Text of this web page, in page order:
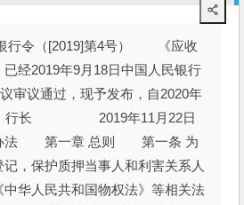
行令（[2019]第4号） 《应收
经2019年9月18日中国人民银行
审议通过，现予发布，自2020年
行长 2019年11月22日
办法 第一章 总则 第一条 为
，保护质押当事人和利害关系人
华人民共和国物权法》等相关法